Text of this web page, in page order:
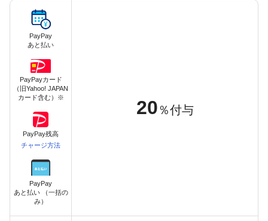
PayPay
あと払い
PayPayカード
（旧Yahoo! JAPAN
カード含む）※
PayPay残高
チャージ方法
PayPay
あと払い （一括の
み）
20 ％付与